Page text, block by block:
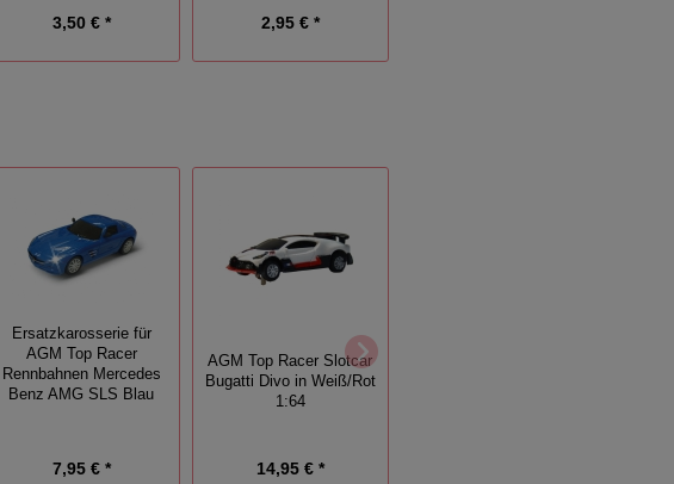
3,50 € * 2,95 € *
Ersatzkarosserie für
AGM Top Racer
Rennbahnen Mercedes
Benz AMG SLS Blau
7,95 € *
AGM Top Racer Slotcar
Bugatti Divo in Weiß/Rot
1:64
14,95 € *